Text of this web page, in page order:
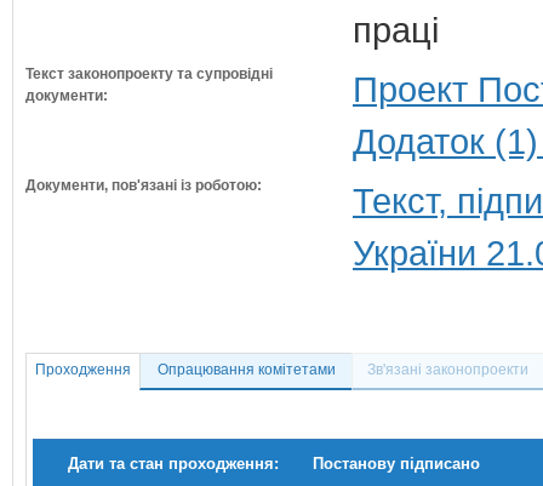
праці
Текст законопроекту та супровідні
документи:
Проект
Додаток
Документи, пов'язані із роботою:
Текст,
України
Проходження Опрацювання комітетами Зв'язані законопроекти
Дати та стан проходження: Постанову підписано